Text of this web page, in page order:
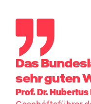
Das
sehr guten
Prof. Dr. Hubertus